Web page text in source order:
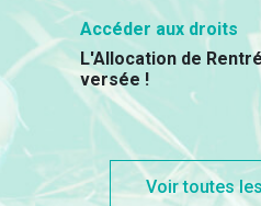
Accéder aux droits
L'Allocation de
versée !
Voir toutes